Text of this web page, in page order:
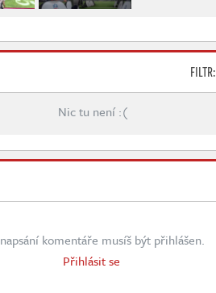
FILTR:
Nic tu není :(
komentáře musíš být přihlášen.
Přihlásit se